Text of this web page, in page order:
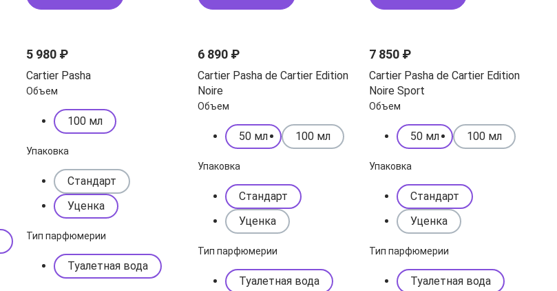
5 980 ₽
Cartier Pasha
Объем
100 мл
Упаковка
Стандарт
Уценка
Тип парфюмерии
Туалетная вода
6 890 ₽
Cartier Pasha de Cartier Edition
Noire
Объем
50 мл 100 мл
Упаковка
Стандарт
Уценка
Тип парфюмерии
Туалетная вода
7 850 ₽
Cartier Pasha de Cartier Edition
Noire Sport
Объем
50 мл 100 мл
Упаковка
Стандарт
Уценка
Тип парфюмерии
Туалетная вода